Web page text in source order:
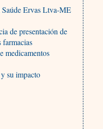
Ervas Ltva-ME
de presentación de
farmacias
medicamentos
su impacto